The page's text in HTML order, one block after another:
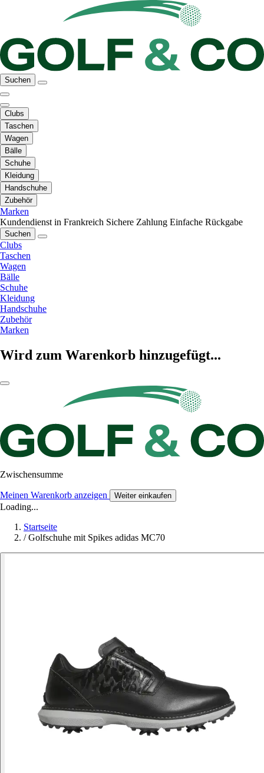
Suchen
Clubs
Taschen
Wagen
Bälle
Schuhe
Kleidung
Handschuhe
Zubehör
Marken
Kundendienst in Frankreich Sichere Zahlung Einfache Rückgabe
Suchen
Clubs
Taschen
Wagen
Bälle
Schuhe
Kleidung
Handschuhe
Zubehör
Marken
Wird zum Warenkorb hinzugefügt...
Zwischensumme
Meinen Warenkorb anzeigen Weiter einkaufen
Loading...
Startseite
/ Golfschuhe mit Spikes adidas MC70